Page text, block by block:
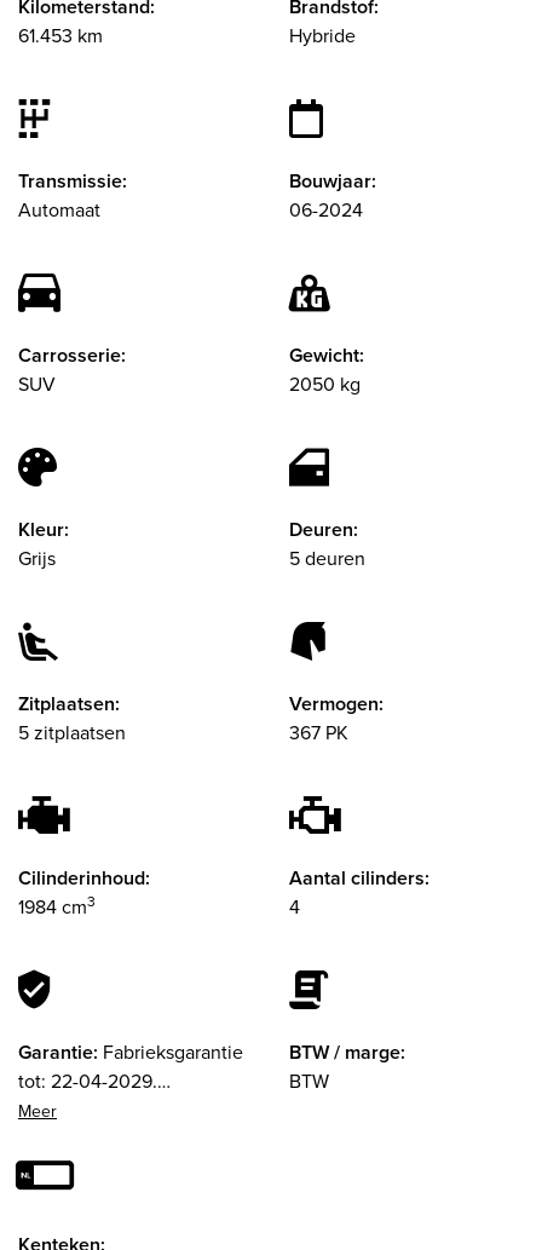
Kilometerstand:
61.453 km
Brandstof:
Hybride
Transmissie:
Automaat
Bouwjaar:
06-2024
Carrosserie:
SUV
Gewicht:
2050 kg
Kleur:
Grijs
Deuren:
5 deuren
Zitplaatsen:
5 zitplaatsen
Vermogen:
367 PK
Cilinderinhoud:
1984 cm3
Aantal cilinders:
4
Garantie: Fabrieksgarantie
tot: 22-04-2029.
Garantielabel: BOVAG
maanden garantie
BTW / marge:
BTW
Kenteken: